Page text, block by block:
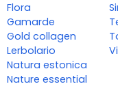
Flora
Gamarde
Gold collagen
Lerbolario
Natura estonica
Nature essential